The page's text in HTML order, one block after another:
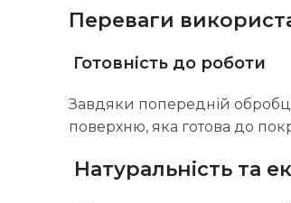
Переваги
Готовність до роботи
Завдяки попередній
поверхню, яка готова до
Натуральність та